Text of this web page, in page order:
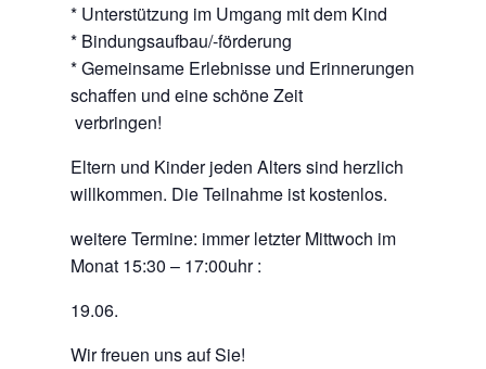
* Unterstützung im Umgang mit dem Kind
* Bindungsaufbau/-förderung
* Gemeinsame Erlebnisse und Erinnerungen
schaffen und eine schöne Zeit
verbringen!
Eltern und Kinder jeden Alters sind herzlich
willkommen. Die Teilnahme ist kostenlos.
weitere Termine: immer letzter Mittwoch im
Monat 15:30 – 17:00uhr :
19.06.
Wir freuen uns auf Sie!